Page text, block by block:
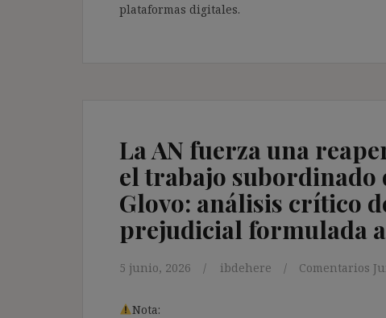
plataformas digitales.
La AN fuerza una
el trabajo subordinado
Glovo: análisis crítico
prejudicial formulada
5 junio, 2026 ibdehere Comentarios
Nota: